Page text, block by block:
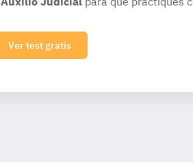
Ver test gratis